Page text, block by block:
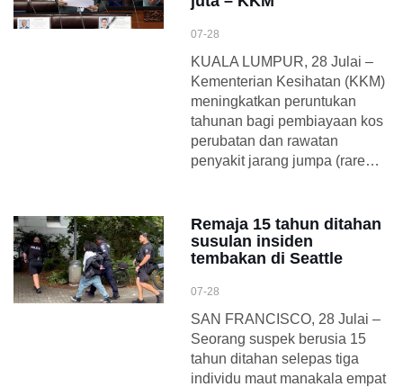
07-28
KUALA LUMPUR, 28 Julai –
Kementerian Kesihatan (KKM)
meningkatkan peruntukan
tahunan bagi pembiayaan kos
perubatan dan rawatan
penyakit jarang jumpa (rare…
Remaja 15 tahun ditahan
susulan insiden
tembakan di Seattle
07-28
SAN FRANCISCO, 28 Julai –
Seorang suspek berusia 15
tahun ditahan selepas tiga
individu maut manakala empat